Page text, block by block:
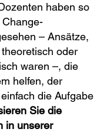
haben so
– Ansätze,
oder
waren –, die
helfen, der
die Aufgabe
Sie die
in unserer